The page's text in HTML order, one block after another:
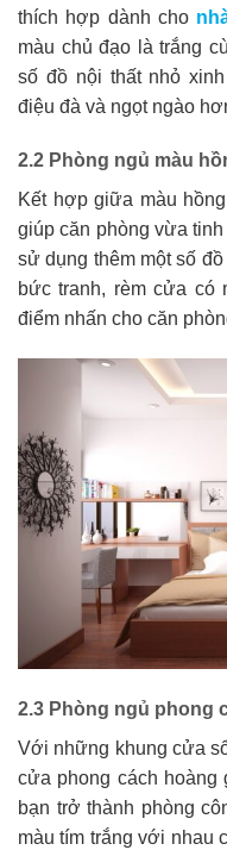
thích hợp dành cho
màu chủ đạo là trắng
số đồ nội thất nhỏ
điệu đà và ngọt ngào
2.2 Phòng ngủ màu
Kết hợp giữa màu
giúp căn phòng vừa
sử dụng thêm một số
bức tranh, rèm cửa có
điểm nhấn cho căn
2.3 Phòng ngủ phong
Với những khung cửa
cửa phong cách hoàng
bạn trở thành phòng
màu tím trắng với nhau